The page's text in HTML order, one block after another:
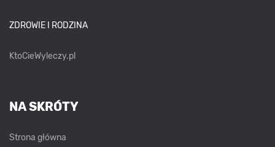
ZDROWIE I RODZINA
KtoCieWyleczy.pl
NA SKRÓTY
Strona główna